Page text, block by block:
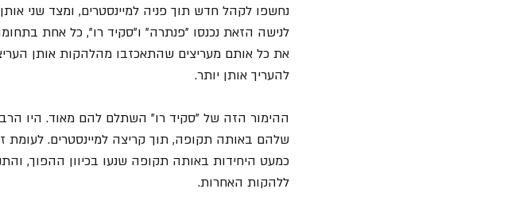
נחשפו לקהל חדש תוך פניה למיינסטרים, ומצד שני
לנישה הזאת נכנסו "פנתרה" ו"סקיד רו", כל אחת
את כל אותם מעריצים שהתאכזבו מהלהקות אותן
להעריך אותן יותר.
ההימור הזה של "סקיד רו" השתלם להם מאוד. היו
שלהם באותה תקופה, תוך קריצה למיינסטרים. לעומת
כמעט היחידות באותה תקופה שנעו בכיוון ההפוך,
ללהקות האחרות.